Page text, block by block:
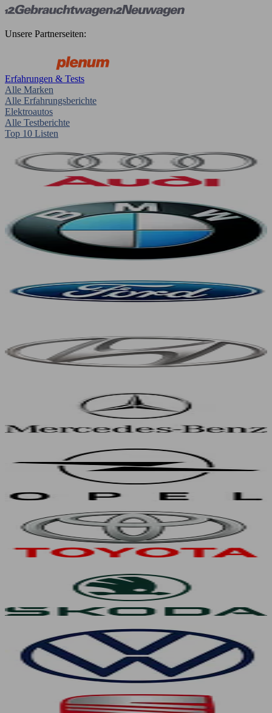
Unsere Partnerseiten:
Erfahrungen & Tests
Alle Marken
Alle Erfahrungsberichte
Elektroautos
Alle Testberichte
Top 10 Listen